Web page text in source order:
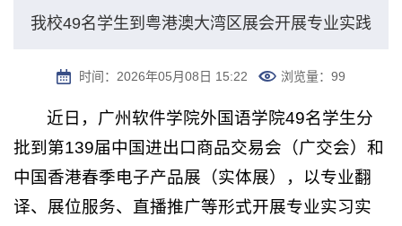
我校49名学生到粤港澳大湾区展会开展专业实践
时间：2026年05月08日 15:22 浏览量： 99
近日，广州软件学院外国语学院49名学生分
批到第139届中国进出口商品交易会（广交会）和
中国香港春季电子产品展（实体展），以专业翻
译、展位服务、直播推广等形式开展专业实习实